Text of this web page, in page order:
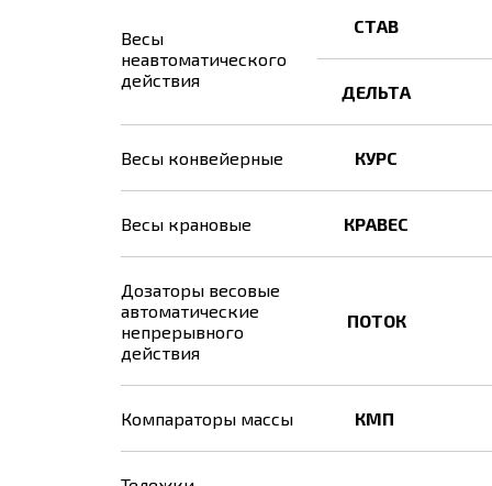
Весы
неавтоматического
действия
СТАВ
ДЕЛЬТА
Весы конвейерные КУРС
Весы крановые КРАВЕС
Дозаторы весовые
автоматические
непрерывного
действия
ПОТОК
Компараторы массы КМП